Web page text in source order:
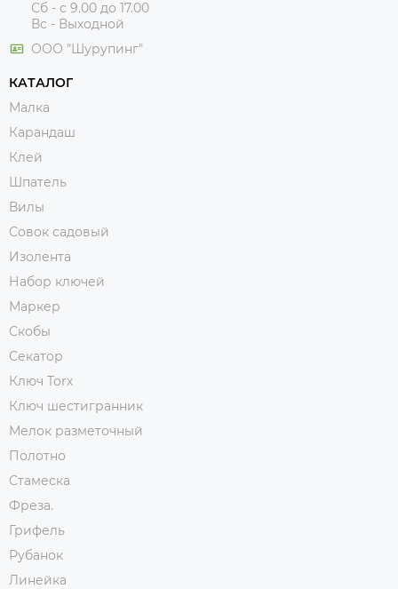
Сб - с 9.00 до 17.00
Вс - Выходной
ООО "Шурупинг"
КАТАЛОГ
Малка
Карандаш
Клей
Шпатель
Вилы
Совок садовый
Изолента
Набор ключей
Маркер
Скобы
Секатор
Ключ Torx
Ключ шестигранник
Мелок разметочный
Полотно
Стамеска
Фреза.
Грифель
Рубанок
Линейка